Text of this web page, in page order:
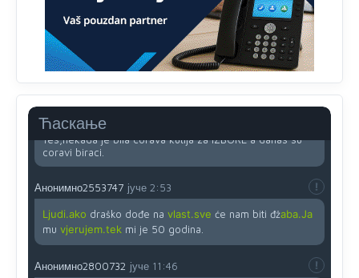
Ћаскање
Анонимно2818605 јуче 11:45
Ovo pravilo jeste unijelo opravdan strah, posebno kada
su u pitanju starije osobe, osobe sa slabijim vidom ili
Yes,nekada je bila corava kutija za IZBORE a danas su
coravi biraci.
Анонимно2553747 јуче 2:53
Ljudi.ako draško dođe na vlast.sve će nam biti đžaba.Ja
mu vjerujem.tek mi je 50 godina.
Анонимно2800732 јуче 11:46